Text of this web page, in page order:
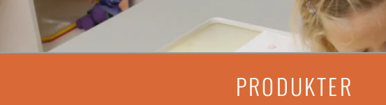
PRODUKTER